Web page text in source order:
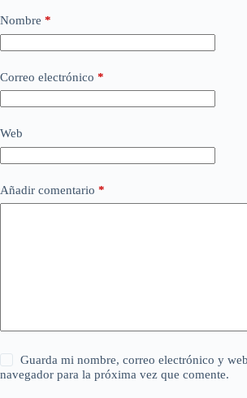
Nombre *
Correo electrónico *
Web
Añadir comentario *
Guarda mi nombre, correo electrónico y
navegador para la próxima vez que comente.